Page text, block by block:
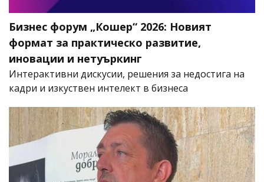
Бизнес форум „Кошер“ 2026: Новият
формат за практическо развитие,
иновации и нетуъркинг
Интерактивни дискусии, решения за недостига на
кадри и изкуствен интелект в бизнеса